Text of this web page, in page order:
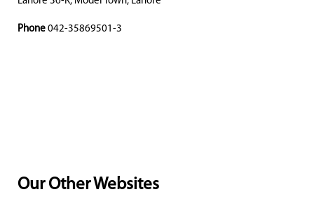
Phone 042-35869501-3
Our Other Websites